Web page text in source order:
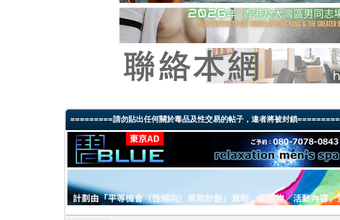
=========請勿貼出任何關於毒品及性交易的帖子，違者將被封鎖=========